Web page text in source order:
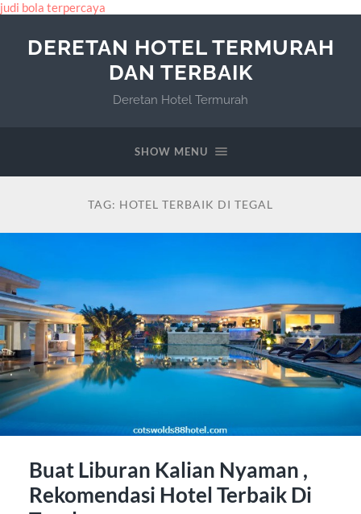
judi bola terpercaya
DERETAN HOTEL TERMURAH
DAN TERBAIK
Deretan Hotel Termurah
SHOW MENU
TAG: HOTEL TERBAIK DI TEGAL
Buat Liburan Kalian Nyaman ,
Rekomendasi Hotel Terbaik Di